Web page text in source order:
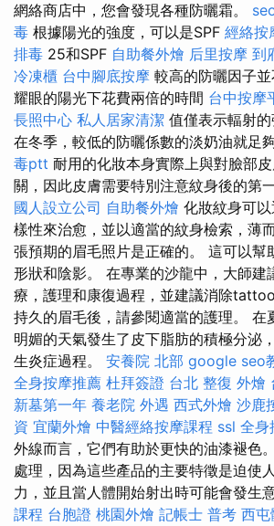
網絡商店中，您會發現各種防曬霜。
毒 根據陽光的強度，可以是SPF 經絡按
排毒 25和SPF 自助餐外燴 后里按摩 到
冷凍櫃 台中腳底按摩 較高的防曬因子
耀眼的陽光下花費兩倍的時間 台中按摩
長照中心 私人居家清潔 值僅表示輻射的
在冬季，較低的防曬係數的淡奶油就足
毒ptt 耐用的化妝本身實際上與對臉部
關，因此皮膚需要特別注意紋身後的第
國人設立公司 自助餐外燴 化妝紋身可
樣性來治愈，並以適當的紋身檢索，薄
張預期的眉毛照片是正確的。 這可以幫
形狀和陰影。 在專業的沙龍中，大師建
療，護理和康復過程，並建議消除
持久的眉毛後，請參閱適當的護理。 在
明媚的天氣發生了皮下脂肪的積極分泌
生炎症過程。 安養院 北部 google seo
全身按摩推薦 杜拜簽證 台北 整復 外燴
新墓第一年 養老院 外遇 西式外燴 沙鹿
資 宜蘭外燴 中醫經絡按摩課程 ssl 全身
外線而言，它們有助於更快的油漆褪色
處理，因為這些產品的主要特徵是迫使
力，並且當人體開始射出時可能會發生
課程 台胞證 桃園外燴 記帳士 普考 西屯